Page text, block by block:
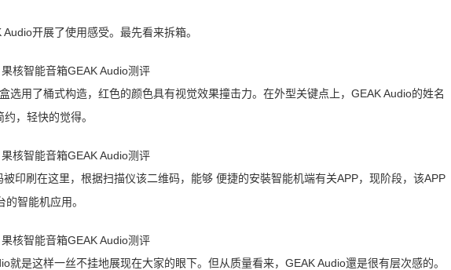
开展了使用感受。最先看来拆箱。
选用了桶式构造，红色的颜色具有视觉效果撞击力。在外型关键点上，GEAK Audio的姓名
，轻快的觉得。
印刷在这里，根据扫描仪该二维码，能够 便捷的安裝智能机端有关APP，现阶段，该APP
智能机应用。
就是这样一丝不挂地展现在大家的眼下。但从质量看来，GEAK Audio還是很有层次感的。